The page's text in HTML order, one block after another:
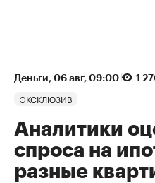
Деньги⁠, 06 авг, 09:00 1
ЭКСКЛЮЗИВ
Аналитики
спроса на
разные